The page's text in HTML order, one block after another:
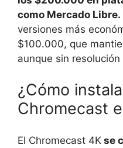
como Mercado Libre.
versiones más
$100.000, que
aunque sin
¿Cómo
Chromecast
El Chromecast 4K se